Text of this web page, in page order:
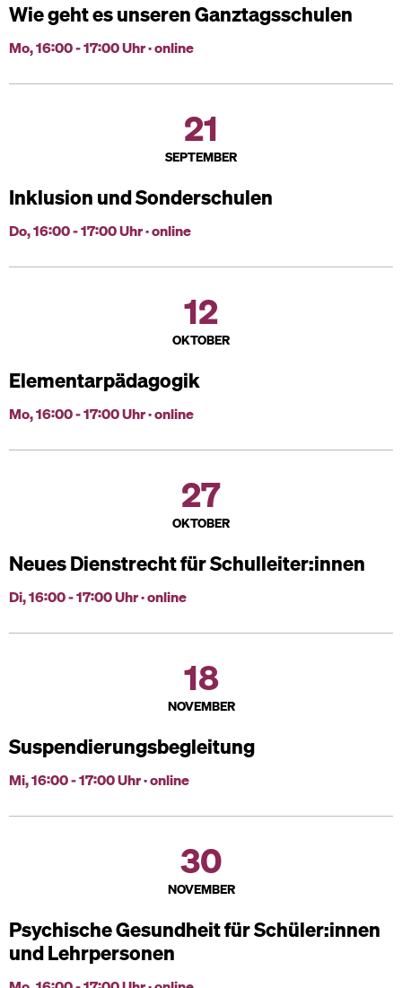
Wie geht es unseren Ganztagsschulen
Mo, 16:00 - 17:00 Uhr · online
21
SEPTEMBER
Inklusion und Sonderschulen
Do, 16:00 - 17:00 Uhr · online
12
OKTOBER
Elementarpädagogik
Mo, 16:00 - 17:00 Uhr · online
27
OKTOBER
Neues Dienstrecht für Schulleiter:innen
Di, 16:00 - 17:00 Uhr · online
18
NOVEMBER
Suspendierungsbegleitung
Mi, 16:00 - 17:00 Uhr · online
30
NOVEMBER
Psychische Gesundheit für Schüler:innen
und Lehrpersonen